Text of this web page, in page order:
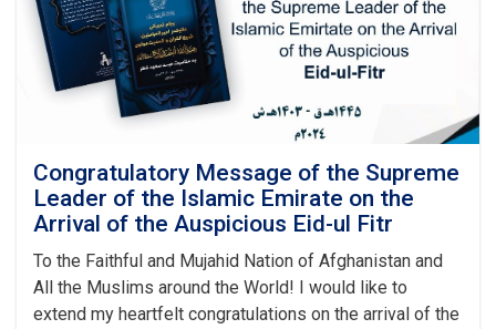
Congratulatory Message of the Supreme
Leader of the Islamic Emirate on the
Arrival of the Auspicious Eid-ul Fitr
To the Faithful and Mujahid Nation of Afghanistan and
All the Muslims around the World! I would like to
extend my heartfelt congratulations on the arrival of the